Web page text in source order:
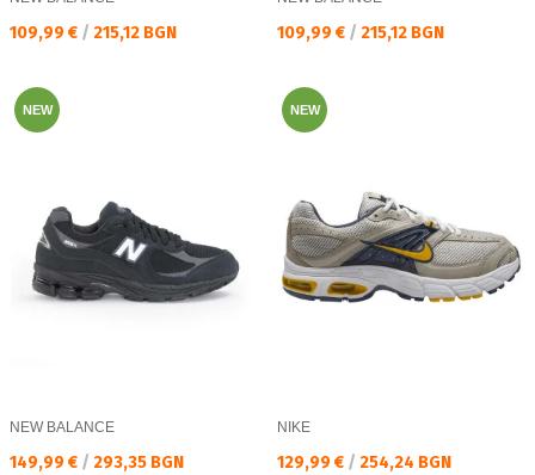
Текуща цена:
109,99 € / 215,12 BGN Текуща цена:
109,99 € / 215,12 BGN
NEW
NEW BALANCE
Текуща цена:
149,99 € / 293,35 BGN
NEW
NIKE
Текуща цена:
129,99 € / 254,24 BGN